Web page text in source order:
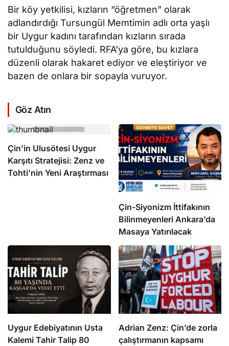
Bir köy yetkilisi, kızların “öğretmen” olarak
adlandırdığı Tursungül Memtimin adlı orta yaşlı
bir Uygur kadını tarafından kızların sırada
tutulduğunu söyledi. RFA’ya göre, bu kızlara
düzenli olarak hakaret ediyor ve eleştiriyor ve
bazen de onlara bir sopayla vuruyor.
Göz Atın
Çin’in Ulusötesi Uygur
Karşıtı Stratejisi: Zenz ve
Tohti’nin Yeni Araştırması
Çin-Siyonizm İttifakının
Bilinmeyenleri Ankara’da
Masaya Yatırılacak
Uygur Edebiyatının Usta
Kalemi Tahir Talip 80
Adrian Zenz: Çin’de zorla
çalıştırmanın kapsamı